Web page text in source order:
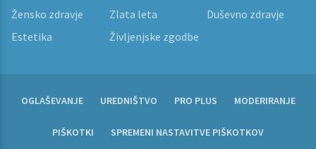
Žensko zdravje
Zlata leta
Duševno zdravje
Estetika
Življenjske zgodbe
OGLAŠEVANJE UREDNIŠTVO PRO PLUS MODERIRANJE
PIŠKOTKI SPREMENI NASTAVITVE PIŠKOTKOV